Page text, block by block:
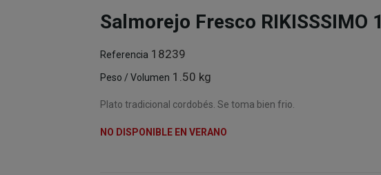
Salmorejo Fresco RIKISSSIMO 1l
Referencia 18239
Peso / Volumen 1.50 kg
Plato tradicional cordobés. Se toma bien frio.
NO DISPONIBLE EN VERANO